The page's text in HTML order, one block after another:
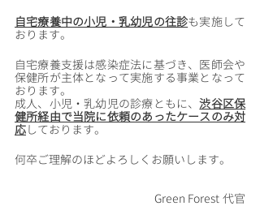
自宅療養中の小児・乳幼児の往診も実施して
おります。
自宅療養支援は感染症法に基づき、医師会や
保健所が主体となって実施する事業となって
おります。
成人、小児・乳幼児の診療ともに、渋谷区保
健所経由で当院に依頼のあったケースのみ対
応しております。
何卒ご理解のほどよろしくお願いします。
Green Forest 代官